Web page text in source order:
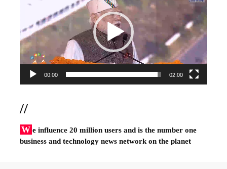
00:00 02:00
//
W e influence 20 million users and is the number one
business and technology news network on the planet